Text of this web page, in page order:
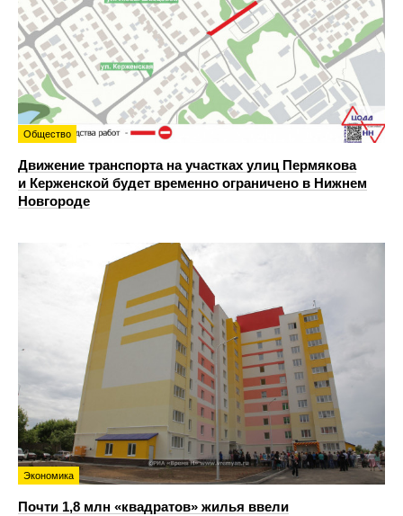
Общество
Движение транспорта на участках улиц Пермякова
и Керженской будет временно ограничено в Нижнем
Новгороде
Экономика
Почти 1,8 млн «квадратов» жилья ввели